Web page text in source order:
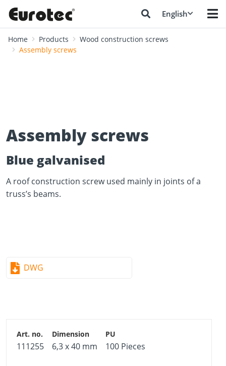
English
Home Products
Wood construction screws
Assembly screws
Assembly screws
Blue galvanised
A roof construction screw used mainly in joints of a
truss’s beams.
DWG
111255 6,3 x 40 mm 100 Pieces